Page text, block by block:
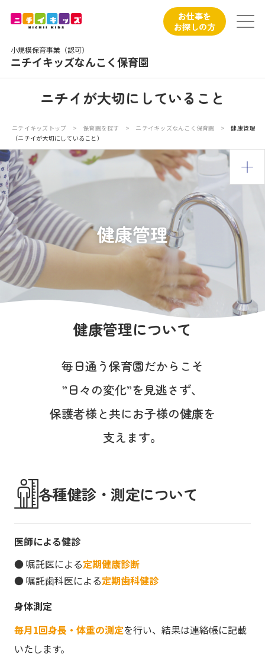
小規模保育事業（認可）
ニチイキッズなんこく保育園
お仕事を
お探しの方
ニチイが大切にしていること
お食事
保育園見学
入園の概要
子育てひろばのご紹介
写真販売サービス
お仕事をお探しの方
よくあるご質問
プライバシーポリシー サイトのご利用について
ニチイが大切にしていること
ニチイキッズトップ > 保育園を探す > ニチイキッズなんこく保育園 >
健康管理
（ニチイが大切にしていること）
健康管理
健康管理について
毎日通う保育園だからこそ
”日々の変化”を見逃さず、
保護者様と共にお子様の健康を
支えます。
各種健診・測定について
医師による健診
● 嘱託医による定期健康診断
● 嘱託歯科医による定期歯科健診
身体測定
毎月1回身長・体重の測定を行い、結果は連絡帳に記載
いたします。